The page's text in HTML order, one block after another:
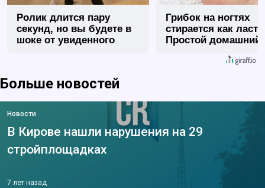
Ролик длится пару
секунд, но вы будете в
шоке от увиденного
Грибок на ногтях
стирается как
Простой домашний
Больше новостей
Новости
В Кирове нашли нарушения на 29
стройплощадках
7 лет назад